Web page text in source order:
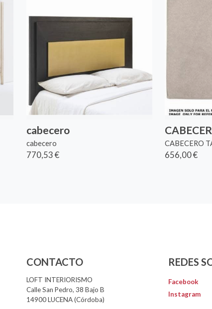
cabecero
cabecero
770,53 €
CABECERO
656,00 €
CONTACTO
LOFT INTERIORISMO
Calle San Pedro, 38 Bajo B
14900 LUCENA (Córdoba)
REDES
Facebook
Instagram